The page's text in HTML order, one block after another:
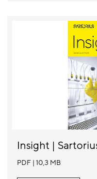
Insight |
PDF 10,3 MB